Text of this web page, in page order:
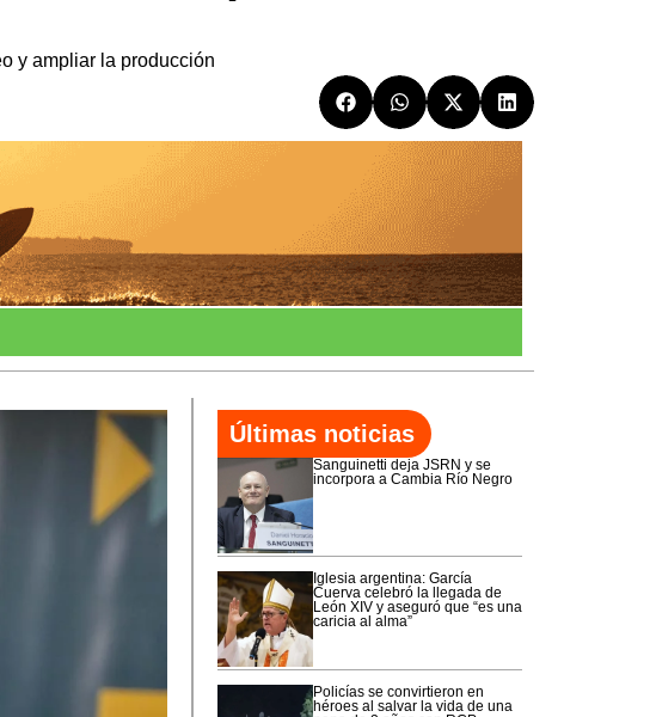
y ampliar la producción
Últimas noticias
Sanguinetti deja JSRN y se
incorpora a Cambia Río Negro
Iglesia argentina: García
Cuerva celebró la llegada de
León XIV y aseguró que “es una
caricia al alma”
Policías se convirtieron en
héroes al salvar la vida de una